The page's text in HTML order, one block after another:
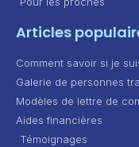
Articles
Comment savoir si je
Galerie de personnes
Modèles de lettre de
Aides financières
Témoignages